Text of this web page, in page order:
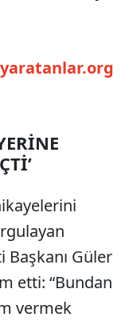
Başkanı Güler
etti: “Bundan
vermek